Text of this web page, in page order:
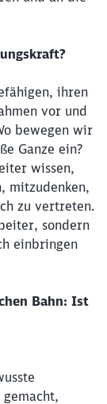
ihren
vor und
bewegen wir
Ganze ein?
wissen,
mitzudenken,
zu vertreten.
sondern
einbringen
Bahn: Ist